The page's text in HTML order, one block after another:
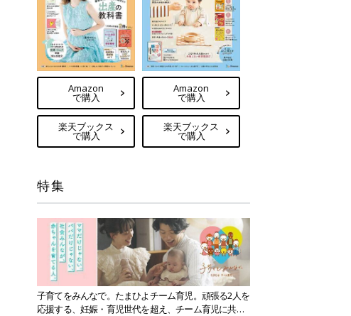
Amazon
で購入
楽天ブックス
で購入
Amazon
で購入
楽天ブックス
で購入
特集
子育てをみんなで。たまひよチーム育児。頑張る2人を
応援する、妊娠・育児世代を超え、チーム育児に共感